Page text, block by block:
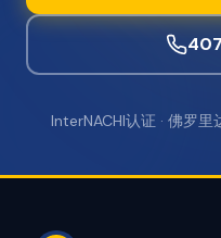
InterNACHI认证 · 佛罗里